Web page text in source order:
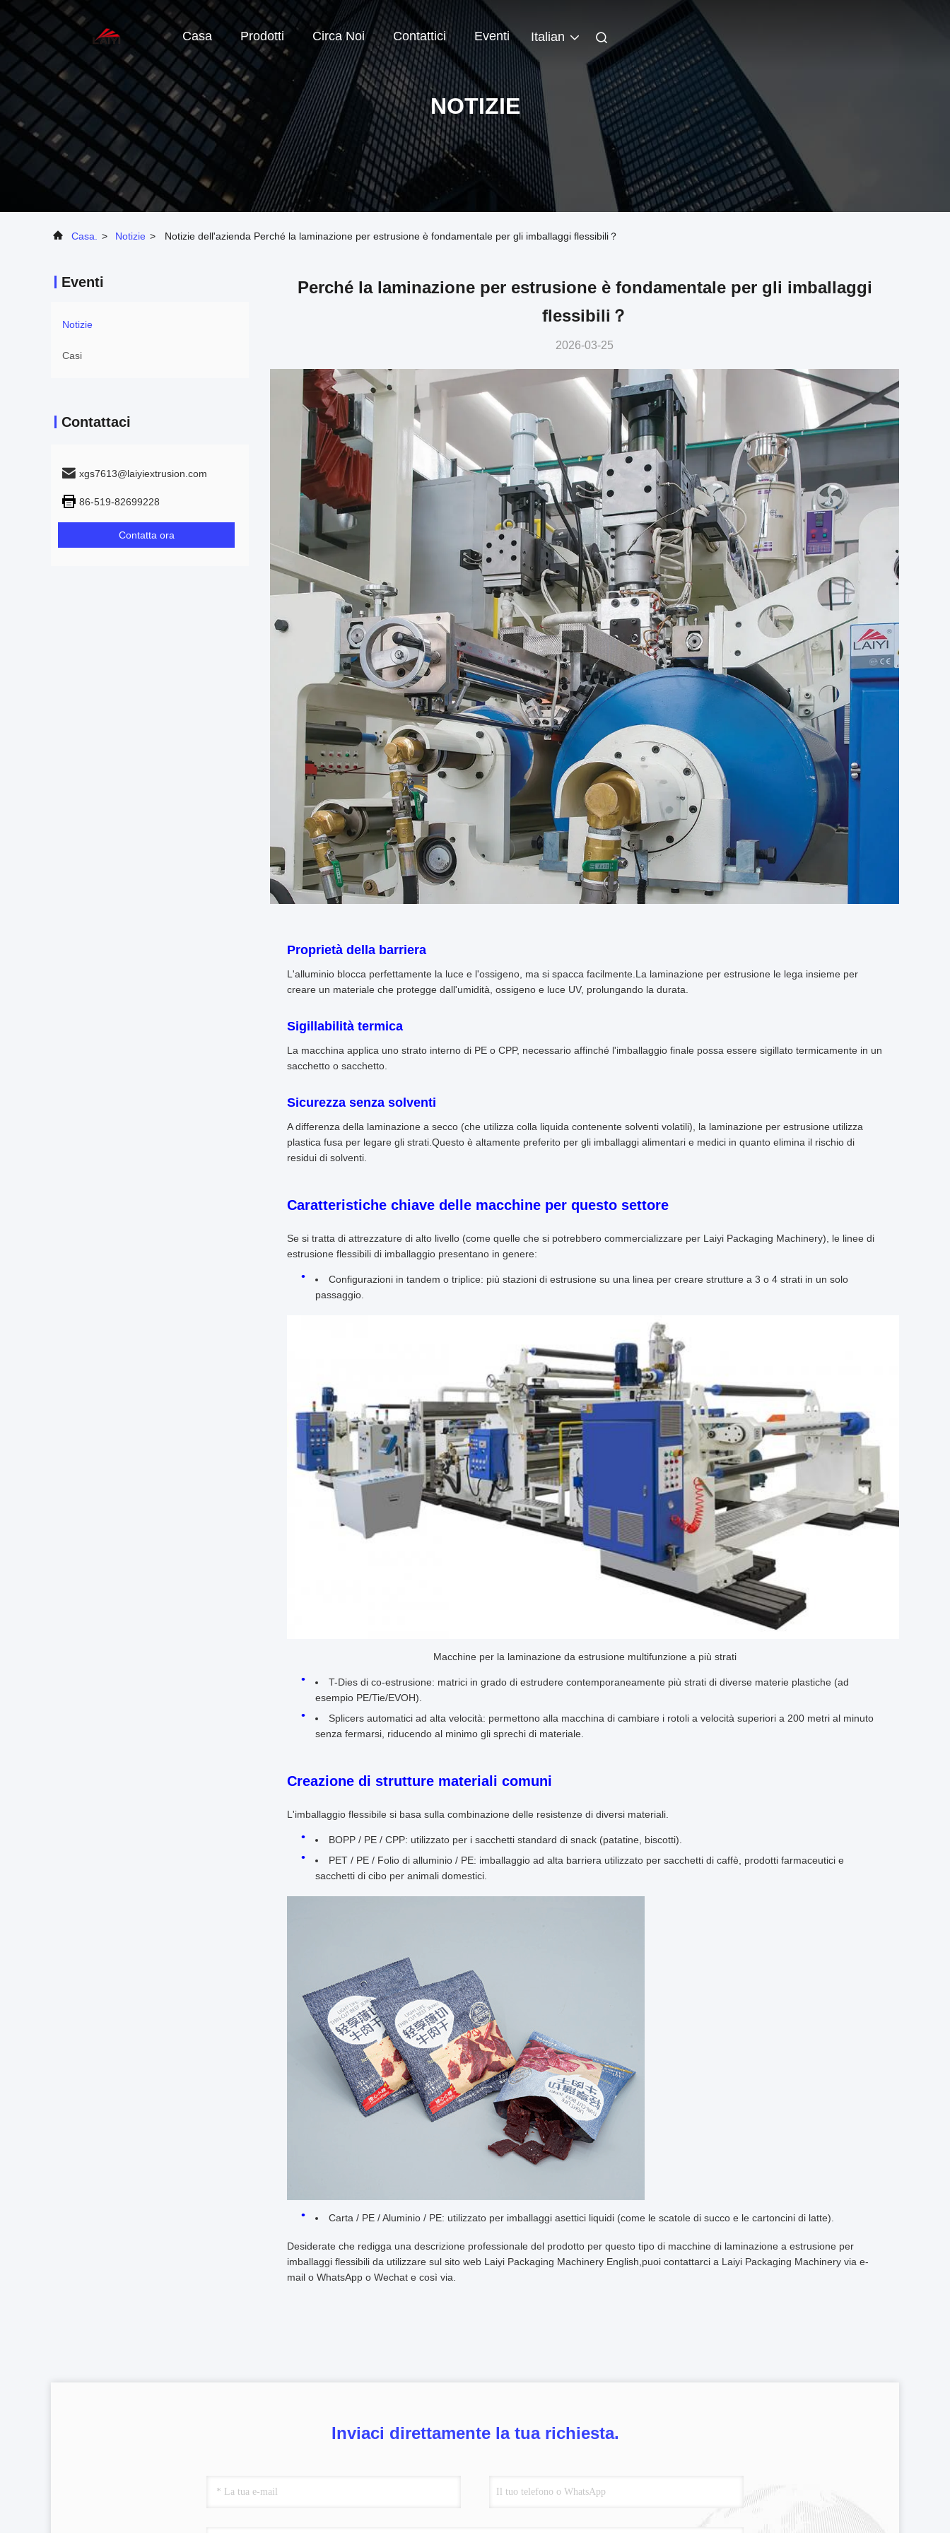
Casa Prodotti Circa Noi Contattici Eventi Italian
NOTIZIE
Casa. > Notizie > Notizie dell'azienda Perché la laminazione per estrusione è fondamentale per gli imballaggi flessibili？
Eventi
Notizie
Casi
Contattaci
xgs7613@laiyiextrusion.com
86-519-82699228
Contatta ora
Perché la laminazione per estrusione è fondamentale per gli imballaggi
flessibili？
2026-03-25
Proprietà della barriera
L'alluminio blocca perfettamente la luce e l'ossigeno, ma si spacca facilmente.La laminazione per estrusione le lega insieme per
creare un materiale che protegge dall'umidità, ossigeno e luce UV, prolungando la durata.
Sigillabilità termica
La macchina applica uno strato interno di PE o CPP, necessario affinché l'imballaggio finale possa essere sigillato termicamente in un
sacchetto o sacchetto.
Sicurezza senza solventi
A differenza della laminazione a secco (che utilizza colla liquida contenente solventi volatili), la laminazione per estrusione utilizza
plastica fusa per legare gli strati.Questo è altamente preferito per gli imballaggi alimentari e medici in quanto elimina il rischio di
residui di solventi.
Caratteristiche chiave delle macchine per questo settore
Se si tratta di attrezzature di alto livello (come quelle che si potrebbero commercializzare per Laiyi Packaging Machinery), le linee di
estrusione flessibili di imballaggio presentano in genere:
Configurazioni in tandem o triplice: più stazioni di estrusione su una linea per creare strutture a 3 o 4 strati in un solo
passaggio.
Macchine per la laminazione da estrusione multifunzione a più strati
T-Dies di co-estrusione: matrici in grado di estrudere contemporaneamente più strati di diverse materie plastiche (ad
esempio PE/Tie/EVOH).
Splicers automatici ad alta velocità: permettono alla macchina di cambiare i rotoli a velocità superiori a 200 metri al minuto
senza fermarsi, riducendo al minimo gli sprechi di materiale.
Creazione di strutture materiali comuni
L'imballaggio flessibile si basa sulla combinazione delle resistenze di diversi materiali.
BOPP / PE / CPP: utilizzato per i sacchetti standard di snack (patatine, biscotti).
PET / PE / Folio di alluminio / PE: imballaggio ad alta barriera utilizzato per sacchetti di caffè, prodotti farmaceutici e
sacchetti di cibo per animali domestici.
Carta / PE / Aluminio / PE: utilizzato per imballaggi asettici liquidi (come le scatole di succo e le cartoncini di latte).
Desiderate che redigga una descrizione professionale del prodotto per questo tipo di macchine di laminazione a estrusione per
imballaggi flessibili da utilizzare sul sito web Laiyi Packaging Machinery English,puoi contattarci a Laiyi Packaging Machinery via e-
mail o WhatsApp o Wechat e così via.
Inviaci direttamente la tua richiesta.